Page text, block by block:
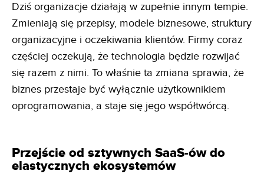
Dziś organizacje działają w zupełnie innym tempie.
Zmieniają się przepisy, modele biznesowe, struktury
organizacyjne i oczekiwania klientów. Firmy coraz
częściej oczekują, że technologia będzie rozwijać
się razem z nimi. To właśnie ta zmiana sprawia, że
biznes przestaje być wyłącznie użytkownikiem
oprogramowania, a staje się jego współtwórcą.
Przejście od sztywnych SaaS-ów do
elastycznych ekosystemów